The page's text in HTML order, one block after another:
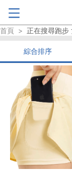
首頁 > 正在搜尋跑步
綜合排序